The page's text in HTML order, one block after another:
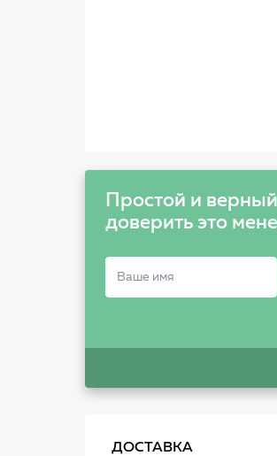
Простой и
доверить это
ДОСТАВКА